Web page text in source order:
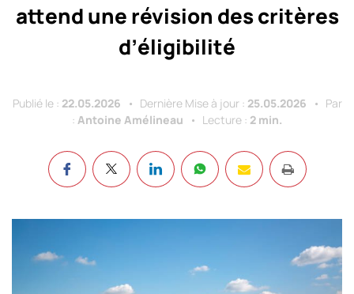
attend une révision des critères
d’éligibilité
Publié le : 22.05.2026 Dernière Mise à jour : 25.05.2026
Par
: Antoine Amélineau Lecture : 2 min.